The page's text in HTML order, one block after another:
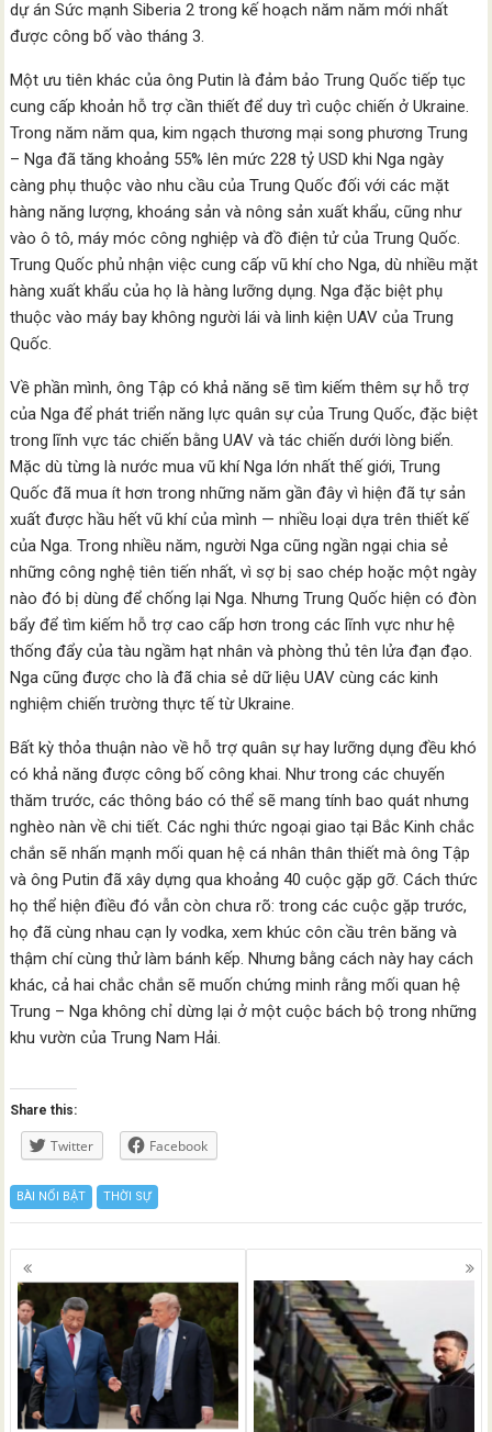
dự án Sức mạnh Siberia 2 trong kế hoạch năm năm mới nhất
được công bố vào tháng 3.
Một ưu tiên khác của ông Putin là đảm bảo Trung Quốc tiếp tục
cung cấp khoản hỗ trợ cần thiết để duy trì cuộc chiến ở Ukraine.
Trong năm năm qua, kim ngạch thương mại song phương Trung
– Nga đã tăng khoảng 55% lên mức 228 tỷ USD khi Nga ngày
càng phụ thuộc vào nhu cầu của Trung Quốc đối với các mặt
hàng năng lượng, khoáng sản và nông sản xuất khẩu, cũng như
vào ô tô, máy móc công nghiệp và đồ điện tử của Trung Quốc.
Trung Quốc phủ nhận việc cung cấp vũ khí cho Nga, dù nhiều mặt
hàng xuất khẩu của họ là hàng lưỡng dụng. Nga đặc biệt phụ
thuộc vào máy bay không người lái và linh kiện UAV của Trung
Quốc.
Về phần mình, ông Tập có khả năng sẽ tìm kiếm thêm sự hỗ trợ
của Nga để phát triển năng lực quân sự của Trung Quốc, đặc biệt
trong lĩnh vực tác chiến bằng UAV và tác chiến dưới lòng biển.
Mặc dù từng là nước mua vũ khí Nga lớn nhất thế giới, Trung
Quốc đã mua ít hơn trong những năm gần đây vì hiện đã tự sản
xuất được hầu hết vũ khí của mình — nhiều loại dựa trên thiết kế
của Nga. Trong nhiều năm, người Nga cũng ngần ngại chia sẻ
những công nghệ tiên tiến nhất, vì sợ bị sao chép hoặc một ngày
nào đó bị dùng để chống lại Nga. Nhưng Trung Quốc hiện có đòn
bẩy để tìm kiếm hỗ trợ cao cấp hơn trong các lĩnh vực như hệ
thống đẩy của tàu ngầm hạt nhân và phòng thủ tên lửa đạn đạo.
Nga cũng được cho là đã chia sẻ dữ liệu UAV cùng các kinh
nghiệm chiến trường thực tế từ Ukraine.
Bất kỳ thỏa thuận nào về hỗ trợ quân sự hay lưỡng dụng đều khó
có khả năng được công bố công khai. Như trong các chuyến
thăm trước, các thông báo có thể sẽ mang tính bao quát nhưng
nghèo nàn về chi tiết. Các nghi thức ngoại giao tại Bắc Kinh chắc
chắn sẽ nhấn mạnh mối quan hệ cá nhân thân thiết mà ông Tập
và ông Putin đã xây dựng qua khoảng 40 cuộc gặp gỡ. Cách thức
họ thể hiện điều đó vẫn còn chưa rõ: trong các cuộc gặp trước,
họ đã cùng nhau cạn ly vodka, xem khúc côn cầu trên băng và
thậm chí cùng thử làm bánh kếp. Nhưng bằng cách này hay cách
khác, cả hai chắc chắn sẽ muốn chứng minh rằng mối quan hệ
Trung – Nga không chỉ dừng lại ở một cuộc bách bộ trong những
khu vườn của Trung Nam Hải.
Share this:
Twitter Facebook
BÀI NỔI BẬT THỜI SỰ
Posts
navigation